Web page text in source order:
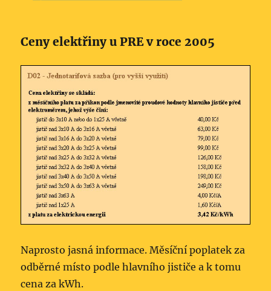
Ceny elektřiny u PRE v roce 2005
Naprosto jasná informace. Měsíční poplatek za
odběrné místo podle hlavního jističe a k tomu
cena za kWh.